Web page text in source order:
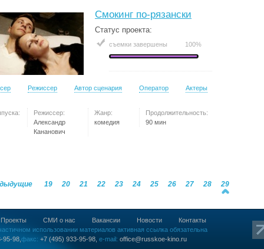
Смокинг по-рязански
Статус проекта:
съемки завершены 100%
Режиссер Автор сценария Оператор Актеры
Режиссер:
Александр
Кананович
Жанр:
комедия
Продолжительность:
90 мин
19 20 21 22 23 24 25 26 27 28 29
Проекты СМИ о нас Вакансии Новости
Контакты
использовании материалов активная ссылка обязательна
98, факс: +7 (495) 933-95-98, e-mail: office@russkoe-kino.ru